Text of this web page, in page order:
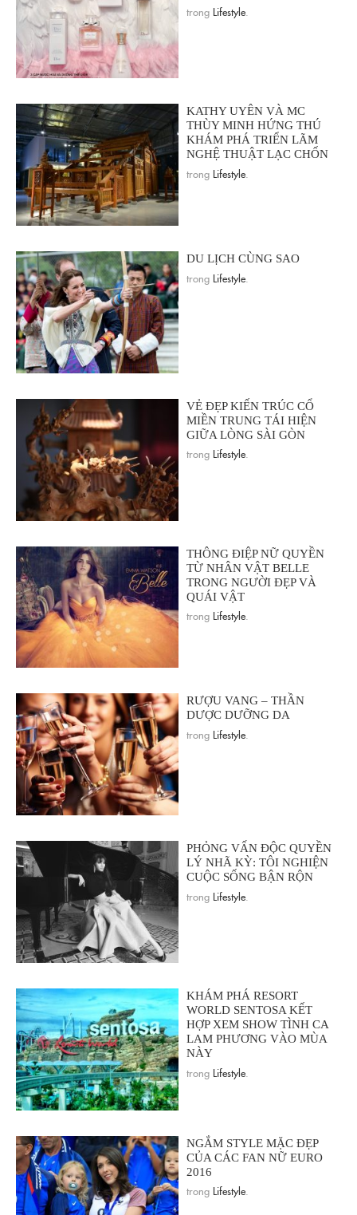
trong Lifestyle
KATHY UYÊN VÀ MC
THÙY MINH HỨNG THÚ
KHÁM PHÁ TRIỂN LÃM
NGHỆ THUẬT LẠC CHỐN
trong Lifestyle
DU LỊCH CÙNG SAO
trong Lifestyle
VẺ ĐẸP KIẾN TRÚC CỔ
MIỀN TRUNG TÁI HIỆN
GIỮA LÒNG SÀI GÒN
trong Lifestyle
THÔNG ĐIỆP NỮ QUYỀN
TỪ NHÂN VẬT BELLE
TRONG NGƯỜI ĐẸP VÀ
QUÁI VẬT
trong Lifestyle
RƯỢU VANG – THẦN
DƯỢC DƯỠNG DA
trong Lifestyle
PHỎNG VẤN ĐỘC QUYỀN
LÝ NHÃ KỲ: TÔI NGHIỆN
CUỘC SỐNG BẬN RỘN
trong Lifestyle
KHÁM PHÁ RESORT
WORLD SENTOSA KẾT
HỢP XEM SHOW TÌNH CA
LAM PHƯƠNG VÀO MÙA
NÀY
trong Lifestyle
NGẮM STYLE MẶC ĐẸP
CỦA CÁC FAN NỮ EURO
2016
trong Lifestyle